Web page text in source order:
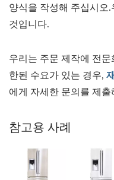
양식을 작성해 주십시오
것입니다.
우리는 주문 제작에 전문
한된 수요가 있는 경우,
에게 자세한 문의를 제
참고용 사례